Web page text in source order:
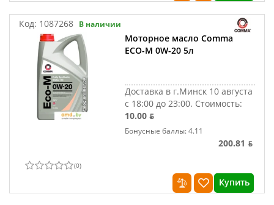
Код: 1087268 В наличии
Моторное масло Comma
ECO-M 0W-20 5л
Доставка в г.Минск 10 августа
с 18:00 до 23:00. Стоимость:
10.00 ƃ
Бонусные баллы: 4.11
200.81 ƃ
(0)
Купить